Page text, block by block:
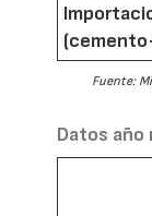
Fuente:
Datos año